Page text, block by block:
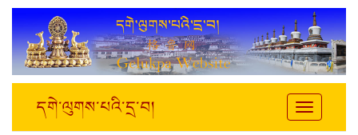
Toggle
navigation
དགེ་ལུགས་པའི་དྲ་བ།